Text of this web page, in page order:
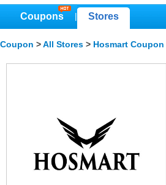
Coupons Stores
Coupon > All Stores > Hosmart Coupon